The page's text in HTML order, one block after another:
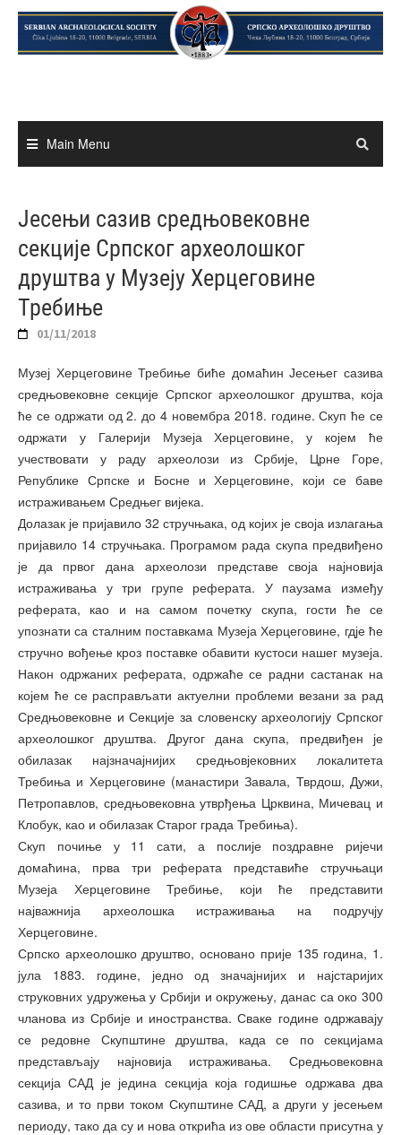
Skip
content
Main Menu
Јесењи сазив средњовековне
секције Српског археолошког
друштва у Музеју Херцеговине
Требиње
01/11/2018
Музеј Херцеговине Требиње биће домаћин Јесењег сазива
средњовековне секције Српског археолошког друштва, која
ће се одржати од 2. до 4 новембра 2018. године. Скуп ће се
одржати у Галерији Музеја Херцеговине, у којем ће
учествовати у раду археолози из Србије, Црне Горе,
Републике Српске и Босне и Херцеговине, који се баве
истраживањем Средњег вијека.
Долазак је пријавило 32 стручњака, од којих је своја излагања
пријавило 14 стручњака. Програмом рада скупа предвиђено
је да првог дана археолози представе своја најновија
истраживања у три групе реферата. У паузама између
реферата, као и на самом почетку скупа, гости ће се
упознати са сталним поставкама Музеја Херцеговине, гдје ће
стручно вођење кроз поставке обавити кустоси нашег музеја.
Након одржаних реферата, одржаће се радни састанак на
којем ће се расправљати актуелни проблеми везани за рад
Средњовековне и Секције за словенску археологију Српског
археолошког друштва. Другог дана скупа, предвиђен је
обилазак најзначајнијих средњовјековних локалитета
Требиња и Херцеговине (манастири Завала, Тврдош, Дужи,
Петропавлов, средњовековна утврђења Црквина, Мичевац и
Клобук, као и обилазак Старог града Требиња).
Скуп почиње у 11 сати, а послије поздравне ријечи
домаћина, прва три реферата представиће стручњаци
Музеја Херцеговине Требиње, који ће представити
најважнија археолошка истраживања на подручју
Херцеговине.
Српско археолошко друштво, основано прије 135 година, 1.
јула 1883. године, једно од значајнијих и најстаријих
струковних удружења у Србији и окружењу, данас са око 300
чланова из Србије и иностранства. Сваке године одржавају
се редовне Скупштине друштва, када се по секцијама
представљају најновија истраживања. Средњовековна
секција САД је једина секција која годишње одржава два
сазива, и то први током Скупштине САД, а други у јесењем
периоду, тако да су и нова открића из ове области присутна у